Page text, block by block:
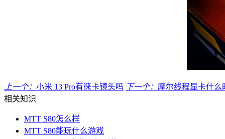
上一个： 小米 13 Pro有徕卡镜头吗 下一个： 摩尔线程显卡什么
相关知识
MTT S80怎么样
MTT S80能玩什么游戏